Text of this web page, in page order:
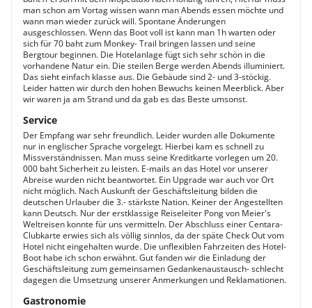
man schon am Vortag wissen wann man Abends essen möchte und
wann man wieder zurück will. Spontane Änderungen
ausgeschlossen. Wenn das Boot voll ist kann man 1h warten oder
sich für 70 baht zum Monkey- Trail bringen lassen und seine
Bergtour beginnen. Die Hotelanlage fügt sich sehr schön in die
vorhandene Natur ein. Die steilen Berge werden Abends illuminiert.
Das sieht einfach klasse aus. Die Gebäude sind 2- und 3-stöckig.
Leider hatten wir durch den hohen Bewuchs keinen Meerblick. Aber
wir waren ja am Strand und da gab es das Beste umsonst.
Service
Der Empfang war sehr freundlich. Leider wurden alle Dokumente
nur in englischer Sprache vorgelegt. Hierbei kam es schnell zu
Missverständnissen. Man muss seine Kreditkarte vorlegen um 20.
000 baht Sicherheit zu leisten. E-mails an das Hotel vor unserer
Abreise wurden nicht beantwortet. Ein Upgrade war auch vor Ort
nicht möglich. Nach Auskunft der Geschäftsleitung bilden die
deutschen Urlauber die 3.- stärkste Nation. Keiner der Angestellten
kann Deutsch. Nur der erstklassige Reiseleiter Pong von Meier's
Weltreisen konnte für uns vermitteln. Der Abschluss einer Centara-
Clubkarte erwies sich als völlig sinnlos, da der späte Check Out vom
Hotel nicht eingehalten wurde. Die unflexiblen Fahrzeiten des Hotel-
Boot habe ich schon erwähnt. Gut fanden wir die Einladung der
Geschäftsleitung zum gemeinsamen Gedankenaustausch- schlecht
dagegen die Umsetzung unserer Anmerkungen und Reklamationen.
Gastronomie